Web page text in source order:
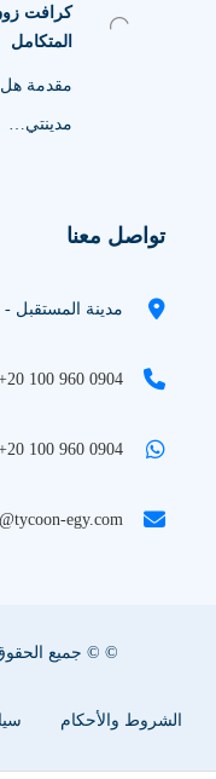
كرافت
المتكامل
مقدمة
مدينتي…
تواصل معنا
مدينة المستقبل -
100 960 0904
100 960 0904
egy.com
© © جميع الحقوق محفوظة
الشروط والأحكام